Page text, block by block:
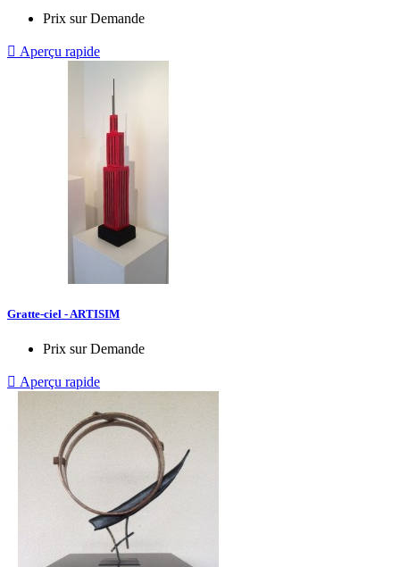
Prix sur Demande
 Aperçu rapide
Gratte-ciel - ARTISIM
Prix sur Demande
 Aperçu rapide